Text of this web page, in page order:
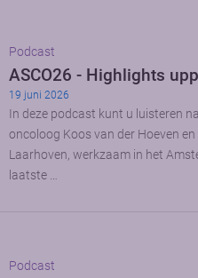
Podcast
ASCO26 - Highlights
19 juni 2026
In deze podcast kunt u luisteren
oncoloog Koos van der Hoeven
Laarhoven, werkzaam in het
laatste …
Podcast